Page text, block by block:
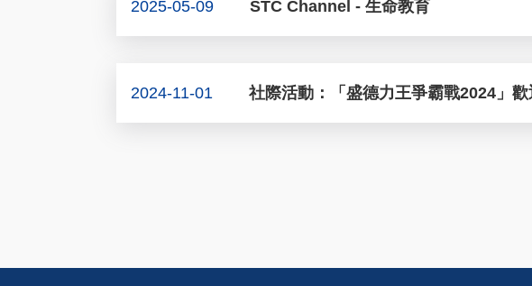
2025-05-09 STC Channel - 生命教育
2024-11-01 社際活動：「盛德力王爭霸戰2024」